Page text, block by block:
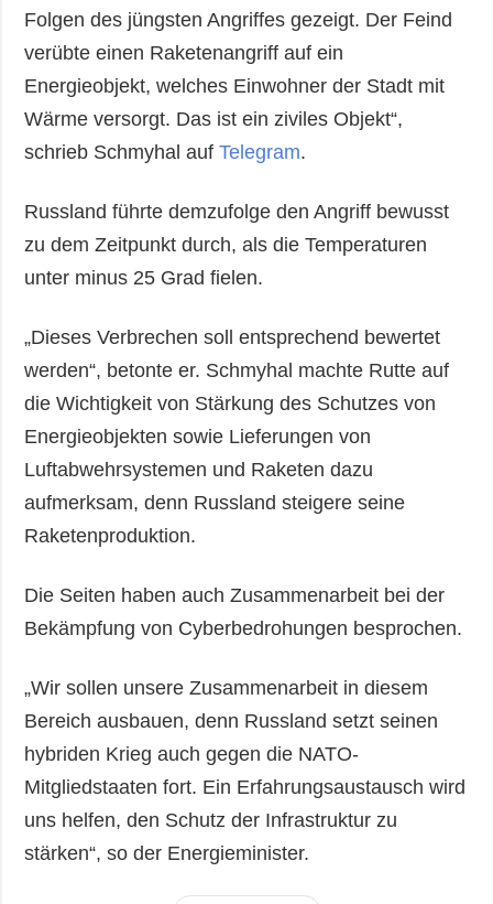
Folgen des jüngsten Angriffes gezeigt. Der Feind
verübte einen Raketenangriff auf ein
Energieobjekt, welches Einwohner der Stadt mit
Wärme versorgt. Das ist ein ziviles Objekt“,
schrieb Schmyhal aufTelegram.
Russland führte demzufolge den Angriff bewusst
zu dem Zeitpunkt durch, als die Temperaturen
unter minus 25 Grad fielen.
„Dieses Verbrechen soll entsprechend bewertet
werden“, betonte er. Schmyhal machte Rutte auf
die Wichtigkeit von Stärkung des Schutzes von
Energieobjekten sowie Lieferungen von
Luftabwehrsystemen und Raketen dazu
aufmerksam, denn Russland steigere seine
Raketenproduktion.
Die Seiten haben auch Zusammenarbeit bei der
Bekämpfung von Cyberbedrohungen besprochen.
„Wir sollen unsere Zusammenarbeit in diesem
Bereich ausbauen, denn Russland setzt seinen
hybriden Krieg auch gegen die NATO-
Mitgliedstaaten fort. Ein Erfahrungsaustausch wird
uns helfen, den Schutz der Infrastruktur zu
stärken“, so der Energieminister.